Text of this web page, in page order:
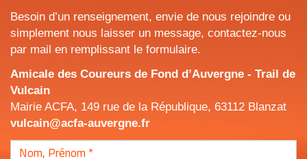
Besoin d’un renseignement, envie de nous rejoindre ou
simplement nous laisser un message, contactez-nous
par mail en remplissant le formulaire.
Amicale des Coureurs de Fond d’Auvergne - Trail de
Vulcain
Mairie ACFA, 149 rue de la République, 63112 Blanzat
vulcain@acfa-auvergne.fr